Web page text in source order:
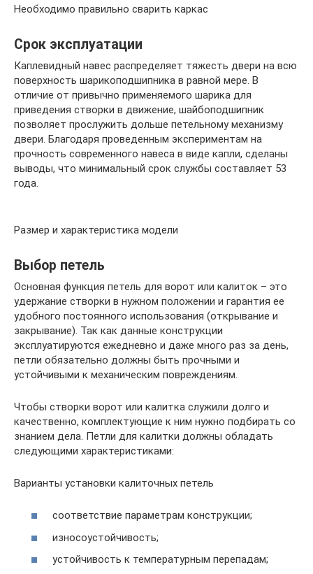
Необходимо правильно сварить каркас
Срок эксплуатации
Каплевидный навес распределяет тяжесть двери на всю
поверхность шарикоподшипника в равной мере. В
отличие от привычно применяемого шарика для
приведения створки в движение, шайбоподшипник
позволяет прослужить дольше петельному механизму
двери. Благодаря проведенным экспериментам на
прочность современного навеса в виде капли, сделаны
выводы, что минимальный срок службы составляет 53
года.
Размер и характеристика модели
Выбор петель
Основная функция петель для ворот или калиток – это
удержание створки в нужном положении и гарантия ее
удобного постоянного использования (открывание и
закрывание). Так как данные конструкции
эксплуатируются ежедневно и даже много раз за день,
петли обязательно должны быть прочными и
устойчивыми к механическим повреждениям.
Чтобы створки ворот или калитка служили долго и
качественно, комплектующие к ним нужно подбирать со
знанием дела. Петли для калитки должны обладать
следующими характеристиками:
Варианты установки калиточных петель
соответствие параметрам конструкции;
износоустойчивость;
устойчивость к температурным перепадам;